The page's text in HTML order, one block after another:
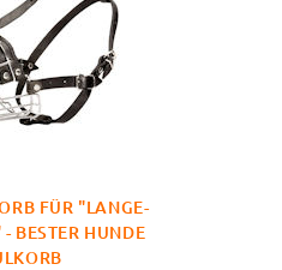
FÜR "LANGE-
BESTER HUNDE